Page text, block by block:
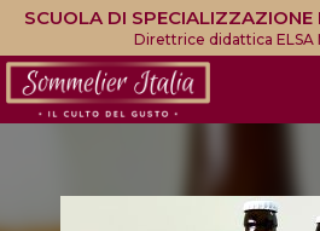
SCUOLA DI
Direttrice didattica ELSA